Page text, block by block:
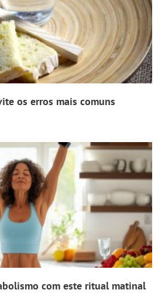
os erros mais comuns
com este ritual matinal